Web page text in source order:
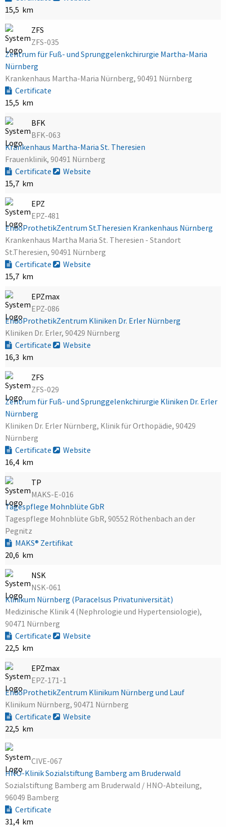
15,5 km
ZFS
ZFS-035
Zentrum für Fuß- und Sprunggelenkchirurgie Martha-Maria
Nürnberg
Krankenhaus Martha-Maria Nürnberg, 90491 Nürnberg
Certificate
15,5 km
BFK
BFK-063
Krankenhaus Martha-Maria St. Theresien
Frauenklinik, 90491 Nürnberg
Certificate
Website
15,7 km
EPZ
EPZ-481
EndoProthetikZentrum St.Theresien Krankenhaus Nürnberg
Krankenhaus Martha Maria St. Theresien - Standort
St.Theresien, 90491 Nürnberg
Certificate
Website
15,7 km
EPZmax
EPZ-086
EndoProthetikZentrum Kliniken Dr. Erler Nürnberg
Kliniken Dr. Erler, 90429 Nürnberg
Certificate
Website
16,3 km
ZFS
ZFS-029
Zentrum für Fuß- und Sprunggelenkchirurgie Kliniken Dr. Erler
Nürnberg
Kliniken Dr. Erler Nürnberg, Klinik für Orthopädie, 90429
Nürnberg
Certificate
Website
16,4 km
TP
MAKS-E-016
Tagespflege Mohnblüte GbR
Tagespflege Mohnblüte GbR, 90552 Röthenbach an der
Pegnitz
MAKS® Zertifikat
20,6 km
NSK
NSK-061
Klinikum Nürnberg (Paracelsus Privatuniversität)
Medizinische Klinik 4 (Nephrologie und Hypertensiologie),
90471 Nürnberg
Certificate
Website
22,5 km
EPZmax
EPZ-171-1
EndoProthetikZentrum Klinikum Nürnberg und Lauf
Klinikum Nürnberg, 90471 Nürnberg
Certificate
Website
22,5 km
CIVE-067
HNO-Klinik Sozialstiftung Bamberg am Bruderwald
Sozialstiftung Bamberg am Bruderwald / HNO-Abteilung,
96049 Bamberg
Certificate
31,4 km